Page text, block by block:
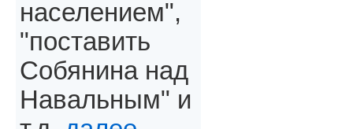
населением",
"поставить
Собянина над
Навальным" и